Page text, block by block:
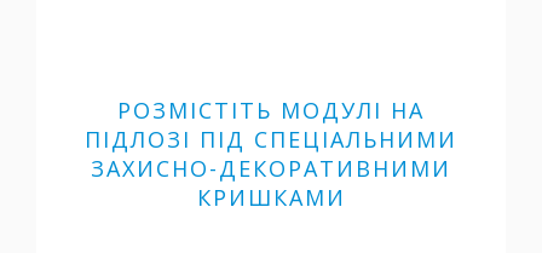
РОЗМІСТІТЬ МОДУЛІ НА
ПІДЛОЗІ ПІД СПЕЦІАЛЬНИМИ
ЗАХИСНО-ДЕКОРАТИВНИМИ
КРИШКАМИ